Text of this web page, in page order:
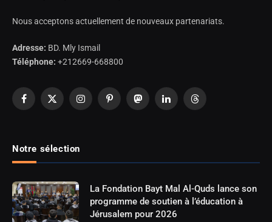
Nous acceptons actuellement de nouveaux partenariats.
Adresse: BD. Mly Ismail
Téléphone: +212669-668800
Facebook
X
InstagramPinterestMastodonLinkedInThreads
Notre sélection
La Fondation Bayt Mal Al-Quds lance son
programme de soutien à l’éducation à
Jérusalem pour 2026